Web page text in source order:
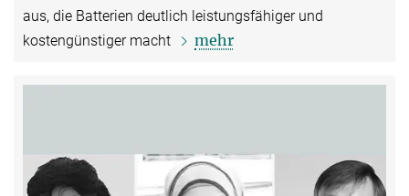
aus, die Batterien deutlich leistungsfähiger und
kostengünstiger macht
mehr